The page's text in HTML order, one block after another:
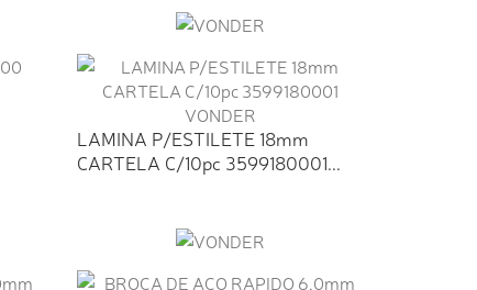
LAMINA P/ESTILETE 18mm
CARTELA C/10pc 3599180001...